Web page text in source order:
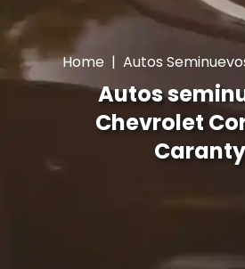
Home | Autos
Autos
Chevrolet
Caranty